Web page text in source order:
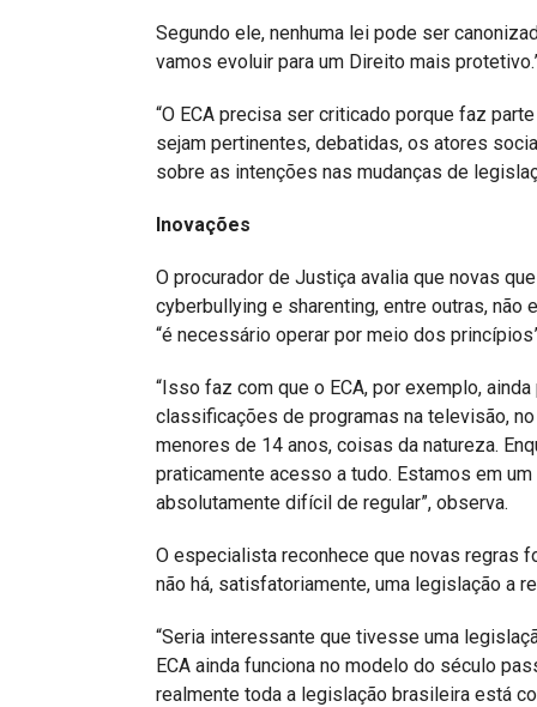
Segundo ele, nenhuma lei pode ser
vamos evoluir para um Direito mais
“O ECA precisa ser criticado porque faz
sejam pertinentes, debatidas, os atores
sobre as intenções nas mudanças de
Inovações
O procurador de Justiça avalia que novas
cyberbullying e sharenting, entre outras, não
“é necessário operar por meio dos
“Isso faz com que o ECA, por exemplo,
classificações de programas na televisão,
menores de 14 anos, coisas da natureza.
praticamente acesso a tudo. Estamos em
absolutamente difícil de regular”, observa.
O especialista reconhece que novas regras
não há, satisfatoriamente, uma legislação a
“Seria interessante que tivesse uma
ECA ainda funciona no modelo do século
realmente toda a legislação brasileira está